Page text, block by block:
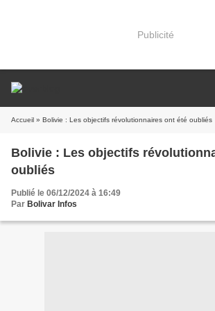
Publicité
Accueil » Bolivie : Les objectifs révolutionnaires ont été oubliés
Bolivie : Les objectifs
oubliés
Publié le 06/12/2024 à 16:49
Par Bolivar Infos